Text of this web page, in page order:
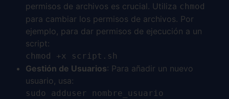
permisos de archivos es crucial. Utiliza chmod
para cambiar los permisos de archivos. Por
ejemplo, para dar permisos de ejecución a un
script:
chmod +x script.sh
Gestión de Usuarios: Para añadir un nuevo
usuario, usa:
sudo adduser nombre_usuario